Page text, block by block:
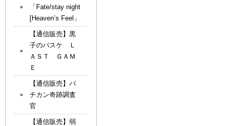
「Fate/stay night
[Heaven’s Feel」
【通信販売】黒
子のバスケ Ｌ
ＡＳＴ ＧＡＭ
Ｅ
【通信販売】バ
チカン奇跡調査
官
【通信販売】弱